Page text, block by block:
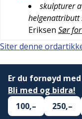
skulpturer
helgenattributt
Eriksen Sør
Siter denne
Er du fornøyd med
Bli med og bidra!
100,–
250,–